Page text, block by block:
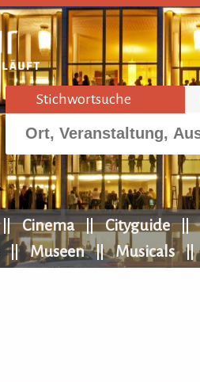
Stichwortsuche
Cinema Cityguide
Museen Musicals